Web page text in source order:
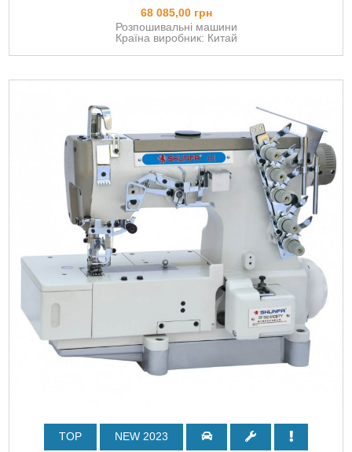
68 085,00 грн
Розпошивальні машини
Країна виробник: Китай
TOP NEW 2023